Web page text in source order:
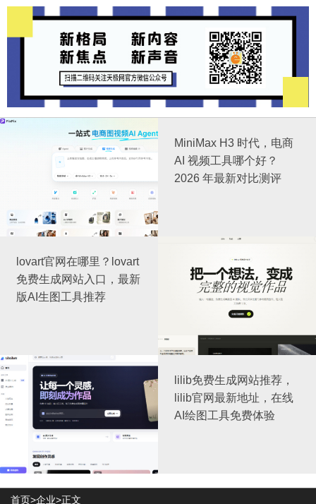
MiniMax H3 时代，电商
AI 视频工具哪个好？
2026 年最新对比测评
lovart官网在哪里？lovart
免费生成网站入口，最新
版AI生图工具推荐
lilib免费生成网站推荐，
lilib官网最新地址，在线
AI绘图工具免费体验
首页>企业>正文